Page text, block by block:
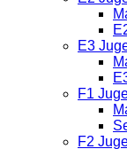
E3
F1
F2